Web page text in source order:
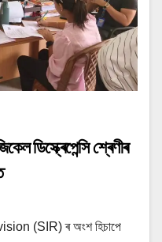
ডিস্ক্ৰেপেন্সি শ্ৰেণীৰ
(SIR) ৰ অংশ হিচাপে